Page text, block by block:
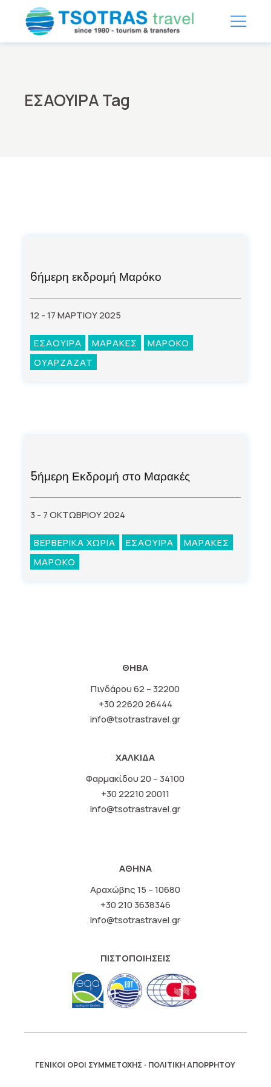
content
ΕΣΑΟΥΙΡΑ Tag
6ήμερη εκδρομή Μαρόκο
12 - 17 ΜΑΡΤΙΟΥ 2025
ΕΣΑΟΥΙΡΑ ΜΑΡΑΚΕΣ
ΜΑΡΟΚΟ
ΟΥΑΡΖΑΖΑΤ
5ήμερη Εκδρομή στο Μαρακές
3 - 7 ΟΚΤΩΒΡΙΟΥ 2024
ΒΕΡΒΕΡΙΚΑ ΧΩΡΙΑ ΕΣΑΟΥΙΡΑ
ΜΑΡΑΚΕΣ
ΜΑΡΟΚΟ
ΘΗΒΑ
Πινδάρου 62 – 32200
+30 22620 26444
info@tsotrastravel.gr
ΧΑΛΚΙΔΑ
Φαρμακίδου 20 – 34100
+30 22210 20011
info@tsotrastravel.gr
ΑΘΗΝΑ
Αραχώβης 15 – 10680
+30 210 3638346
info@tsotrastravel.gr
ΠΙΣΤΟΠΟΙΗΣΕΙΣ
ΓΕΝΙΚΟΙ ΟΡΟΙ ΣΥΜΜΕΤΟΧΗΣ · ΠΟΛΙΤΙΚΗ ΑΠΟΡΡΗΤΟΥ